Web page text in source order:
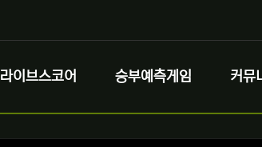
라이브스코어 승부예측게임 커뮤